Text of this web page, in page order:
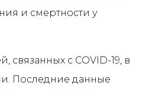
и смертности у
связанных с COVID-19, в
Последние данные